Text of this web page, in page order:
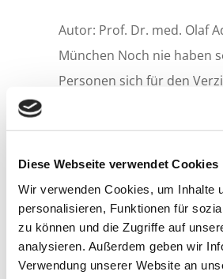
Diese Webseite verwendet Cookies
Wir verwenden Cookies, um Inhalte
personalisieren, Funktionen für
zu können und die Zugriffe auf
analysieren. Außerdem geben wir
Verwendung unserer Website an
Autor: Prof. Dr. med. Olaf
München Noch nie haben
Personen sich für den
entschieden wie heute und
Kost eingehalten. Hierzu
verschiedene Faktoren
die Sorge um den
Learn more